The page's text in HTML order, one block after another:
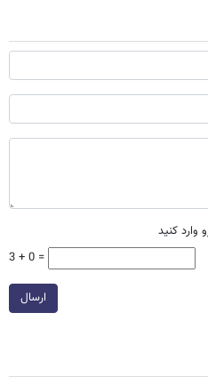
وارد کنید
3 + 0 =
ارسال